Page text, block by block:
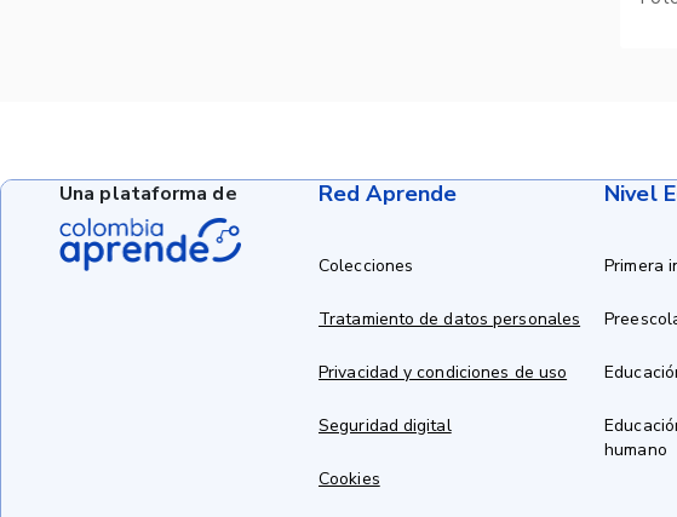
Red Aprende
Colecciones
Tratamiento de datos personales
Privacidad y condiciones de uso
Seguridad digital
Cookies
Nivel
Primera
humano
Una plataforma de